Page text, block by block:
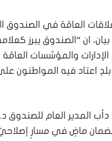
العامّة في الصندوق
ان “الصندوق يبرز
والمؤسّسات
بلدٍ اعتاد فيه المواطنون
دأب المدير العام
الضمان ماضٍ في مسارٍ